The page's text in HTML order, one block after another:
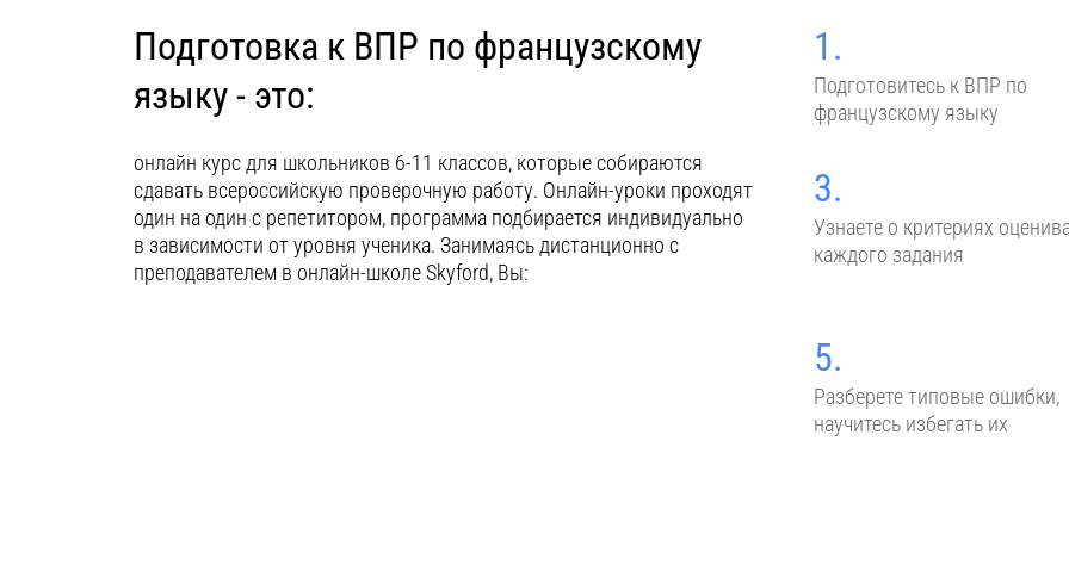
Подготовка к ВПР по французскому
языку - это:
онлайн курс для школьников 6-11 классов, которые собираются
сдавать всероссийскую проверочную работу. Онлайн-уроки проходят
один на один с репетитором, программа подбирается индивидуально
в зависимости от уровня ученика. Занимаясь дистанционно с
преподавателем в онлайн-школе Skyford, Вы:
1.
Подготовитесь к ВПР по
французскому языку
3.
Узнаете о критериях
каждого задания
5.
Разберете типовые ошибки,
научитесь избегать их